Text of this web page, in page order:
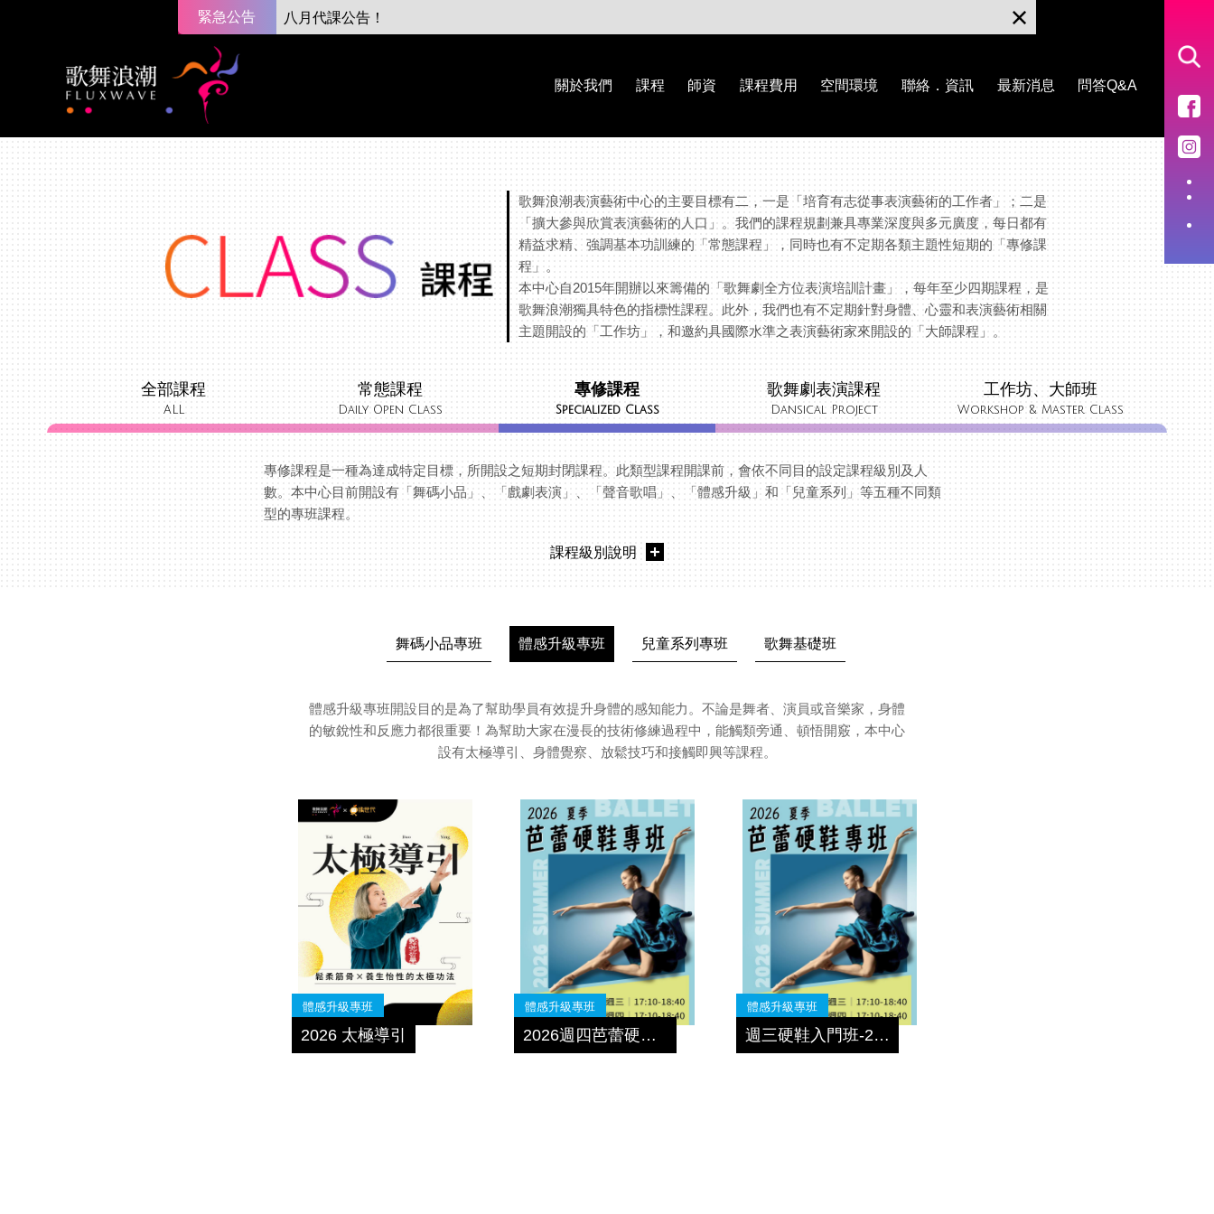
緊急公告 八月代課公告！
關於我們 課程 師資 課程費用 空間環境 聯絡．資訊 最新消息 問答Q&A
歌舞浪潮表演藝術中心的主要目標有二，一是「培育有志從事表演藝術的工作者」；二是
「擴大參與欣賞表演藝術的人口」。我們的課程規劃兼具專業深度與多元廣度，每日都有
精益求精、強調基本功訓練的「常態課程」，同時也有不定期各類主題性短期的「專修課
程」。
本中心自2015年開辦以來籌備的「歌舞劇全方位表演培訓計畫」，每年至少四期課程，是
歌舞浪潮獨具特色的指標性課程。此外，我們也有不定期針對身體、心靈和表演藝術相關
主題開設的「工作坊」，和邀約具國際水準之表演藝術家來開設的「大師課程」。
全部課程
ALL
常態課程
Daily Open Class
專修課程
Specialized Class
歌舞劇表演課程
Dansical Project
工作坊、大師班
Workshop & Master Class
專修課程是一種為達成特定目標，所開設之短期封閉課程。此類型課程開課前，會依不同目的設定課程級別及人
數。本中心目前開設有「舞碼小品」、「戲劇表演」、「聲音歌唱」、「體感升級」和「兒童系列」等五種不同類
型的專班課程。
課程級別說明
舞碼小品專班 體感升級專班 兒童系列專班 歌舞基礎班
體感升級專班開設目的是為了幫助學員有效提升身體的感知能力。不論是舞者、演員或音樂家，身體
的敏銳性和反應力都很重要！為幫助大家在漫長的技術修練過程中，能觸類旁通、頓悟開竅，本中心
設有太極導引、身體覺察、放鬆技巧和接觸即興等課程。
體感升級專班
2026 太極導引
體感升級專班
2026週四芭蕾硬鞋 第3期
體感升級專班
週三硬鞋入門班-2026夏季